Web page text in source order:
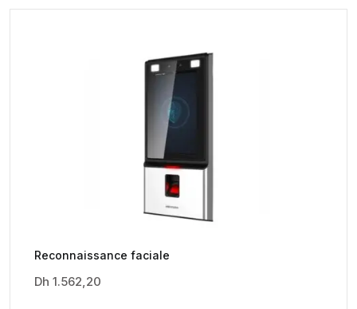
Reconnaissance faciale
Dh 1.562,20